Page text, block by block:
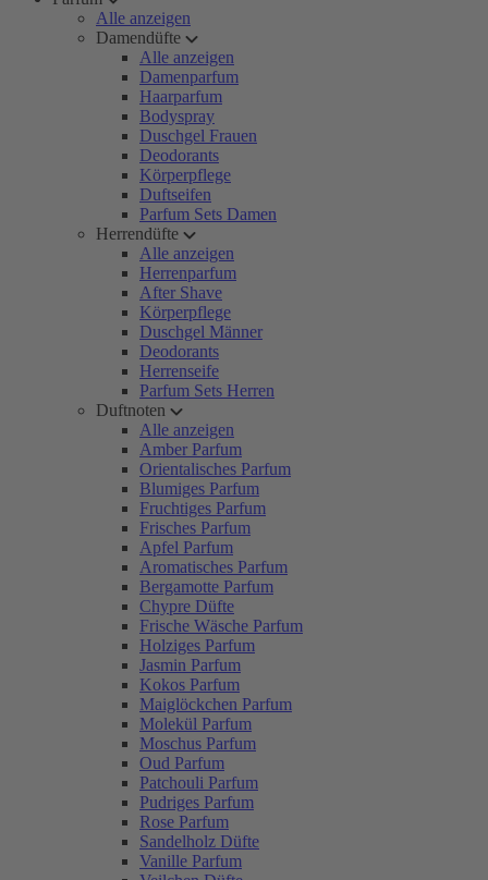
Alle anzeigen
Damendüfte
Alle anzeigen
Damenparfum
Haarparfum
Bodyspray
Duschgel Frauen
Deodorants
Körperpflege
Duftseifen
Parfum Sets Damen
Herrendüfte
Alle anzeigen
Herrenparfum
After Shave
Körperpflege
Duschgel Männer
Deodorants
Herrenseife
Parfum Sets Herren
Duftnoten
Alle anzeigen
Amber Parfum
Orientalisches Parfum
Blumiges Parfum
Fruchtiges Parfum
Frisches Parfum
Apfel Parfum
Aromatisches Parfum
Bergamotte Parfum
Chypre Düfte
Frische Wäsche Parfum
Holziges Parfum
Jasmin Parfum
Kokos Parfum
Maiglöckchen Parfum
Molekül Parfum
Moschus Parfum
Oud Parfum
Patchouli Parfum
Pudriges Parfum
Rose Parfum
Sandelholz Düfte
Vanille Parfum